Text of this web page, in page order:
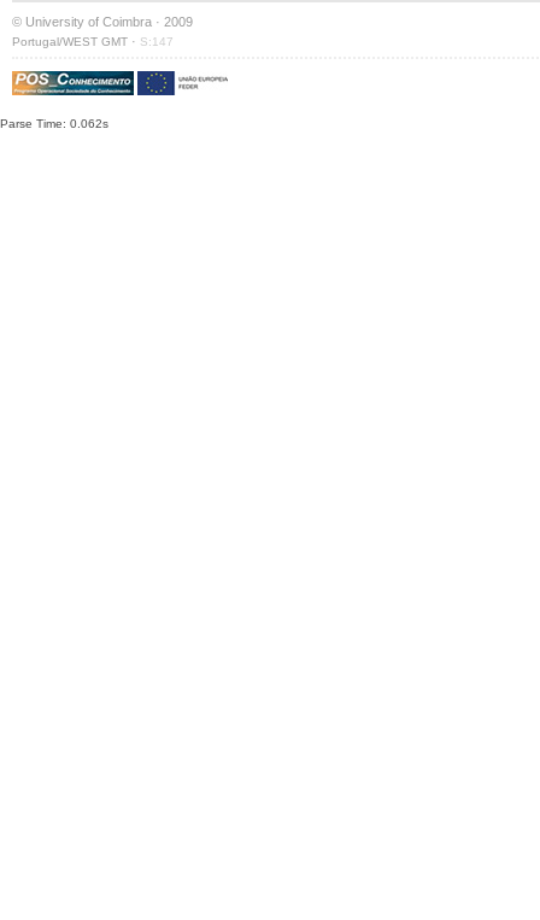
© University of Coimbra · 2009
Portugal/WEST GMT · S:147
Parse Time: 0.062s